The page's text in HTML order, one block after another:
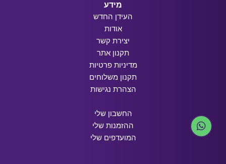
מידע
העידן החדש
אודות
יצירת קשר
תקנון אתר
מדיניות פרטיות
תקנון משלוחים
הצהרת נגישות
החשבון שלי
ההזמנות שלי
המועדפים שלי